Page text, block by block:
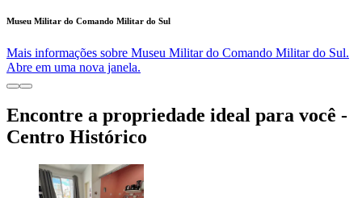
Museu Militar do Comando Militar do Sul
Mais informações sobre Museu Militar do Comando Militar do Sul.
Abre em uma nova janela.
Encontre a propriedade ideal para você -
Centro Histórico